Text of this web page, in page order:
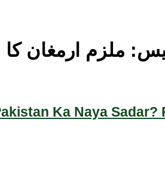
Ka Naya
کا مزید 5 روز کا جسمانی